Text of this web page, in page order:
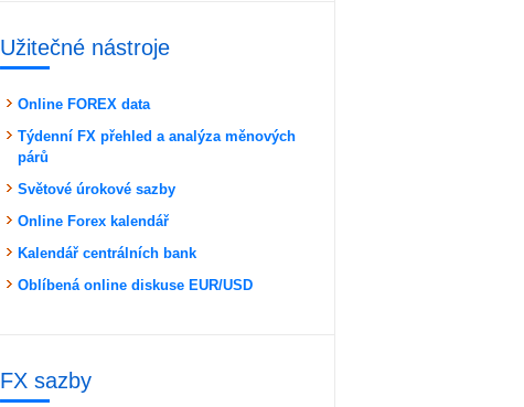
Užitečné nástroje
Online FOREX data
Týdenní FX přehled a analýza měnových
párů
Světové úrokové sazby
Online Forex kalendář
Kalendář centrálních bank
Oblíbená online diskuse EUR/USD
FX sazby